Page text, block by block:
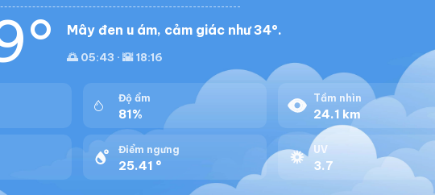
Mây đen u ám, cảm giác như 34°.
🌅 05:43 · 🌇 18:16
Độ ẩm
81%
Tầm nhìn
24.1 km
Điểm ngưng
25.41 °
UV
3.7